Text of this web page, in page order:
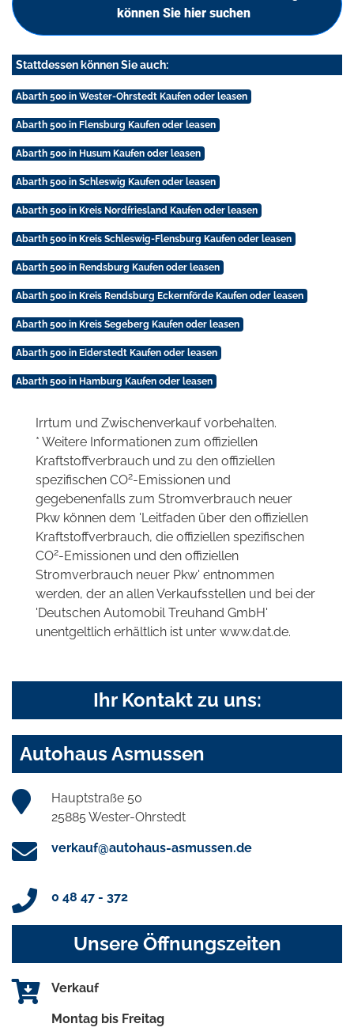
können Sie hier suchen
Stattdessen können Sie auch:
Abarth 500 in Wester-Ohrstedt Kaufen oder leasen
Abarth 500 in Flensburg Kaufen oder leasen
Abarth 500 in Husum Kaufen oder leasen
Abarth 500 in Schleswig Kaufen oder leasen
Abarth 500 in Kreis Nordfriesland Kaufen oder leasen
Abarth 500 in Kreis Schleswig-Flensburg Kaufen oder leasen
Abarth 500 in Rendsburg Kaufen oder leasen
Abarth 500 in Kreis Rendsburg Eckernförde Kaufen oder leasen
Abarth 500 in Kreis Segeberg Kaufen oder leasen
Abarth 500 in Eiderstedt Kaufen oder leasen
Abarth 500 in Hamburg Kaufen oder leasen
Irrtum und Zwischenverkauf vorbehalten.
* Weitere Informationen zum offiziellen
Kraftstoffverbrauch und zu den offiziellen
spezifischen CO2-Emissionen und
gegebenenfalls zum Stromverbrauch neuer
Pkw können dem 'Leitfaden über den offiziellen
Kraftstoffverbrauch, die offiziellen spezifischen
CO2-Emissionen und den offiziellen
Stromverbrauch neuer Pkw' entnommen
werden, der an allen Verkaufsstellen und bei der
'Deutschen Automobil Treuhand GmbH'
unentgeltlich erhältlich ist unter www.dat.de.
Ihr Kontakt zu uns:
Autohaus Asmussen
Hauptstraße 50
25885 Wester-Ohrstedt
verkauf@autohaus-asmussen.de
0 48 47 - 372
Unsere Öffnungszeiten
Verkauf
Montag bis Freitag